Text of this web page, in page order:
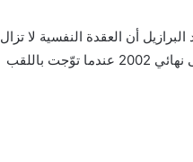
أن العقدة النفسية لا تزال
مستمرة، وأن آخر انتصار لها على فريق أوروبي في مرحلة خروج المغلوب يعود إلى نهائي 2002 عندما توّجت باللقب